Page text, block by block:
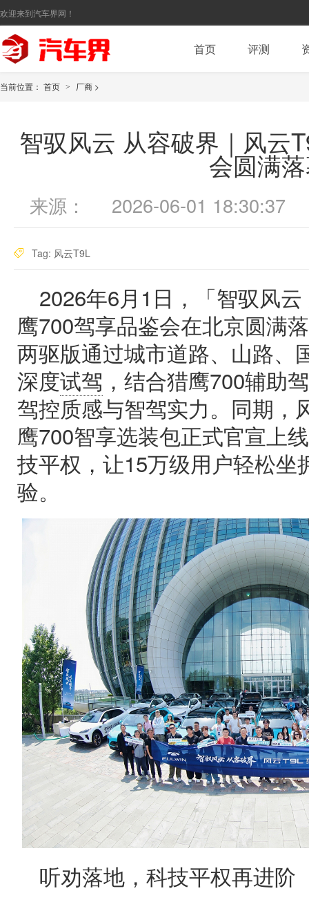
欢迎来到汽车界网！
首页 评测
当前位置： 首页 > 厂商 >
智驭风云 从容破界｜风云
会圆满
来源： 2026-06-01 18:30:37
Tag: 风云T9L
2026年6月1日，「智驭风
鹰700驾享品鉴会在北京圆满
两驱版通过城市道路、山路、
深度试驾 ，结合猎鹰700辅助
驾控质感与智驾实力。同期，
鹰700智享选装包正式官宣上
技平权，让15万级用户轻松坐
验。
听劝落地，科技平权再进阶